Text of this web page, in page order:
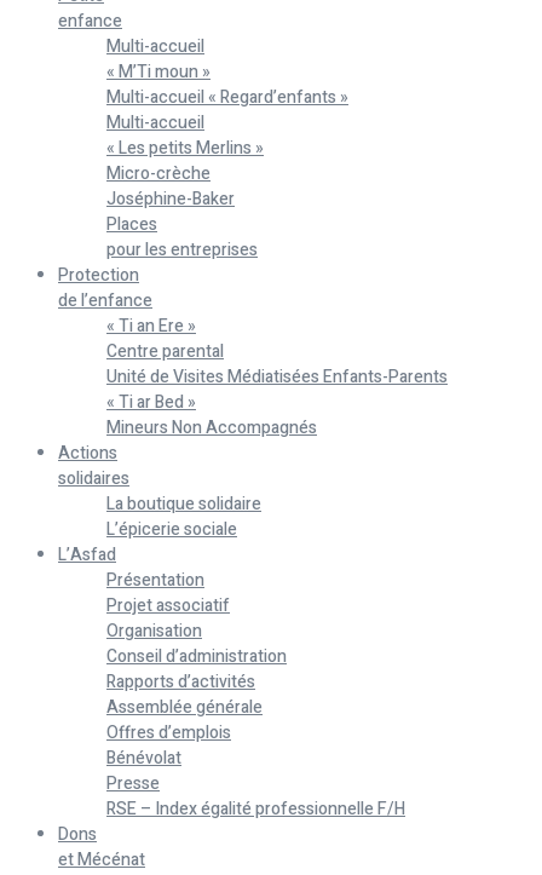
enfance
Multi-accueil
« M’Ti moun »
Multi-accueil « Regard’enfants »
Multi-accueil
« Les petits Merlins »
Micro-crèche
Joséphine-Baker
Places
pour les entreprises
Protection
de l’enfance
« Ti an Ere »
Centre parental
Unité de Visites Médiatisées Enfants-Parents
« Ti ar Bed »
Mineurs Non Accompagnés
Actions
solidaires
La boutique solidaire
L’épicerie sociale
L’Asfad
Présentation
Projet associatif
Organisation
Conseil d’administration
Rapports d’activités
Assemblée générale
Offres d’emplois
Bénévolat
Presse
RSE – Index égalité professionnelle F/H
Dons
et Mécénat